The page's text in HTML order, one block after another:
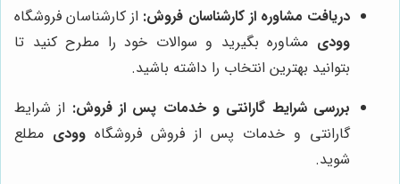
دریافت مشاوره از کارشناسان فروش: از کارشناسان فروشگاه
وودی مشاوره بگیرید و سوالات خود را مطرح کنید تا
بتوانید بهترین انتخاب را داشته باشید.
بررسی شرایط گارانتی و خدمات پس از فروش: از شرایط
گارانتی و خدمات پس از فروش فروشگاه وودی مطلع
شوید.